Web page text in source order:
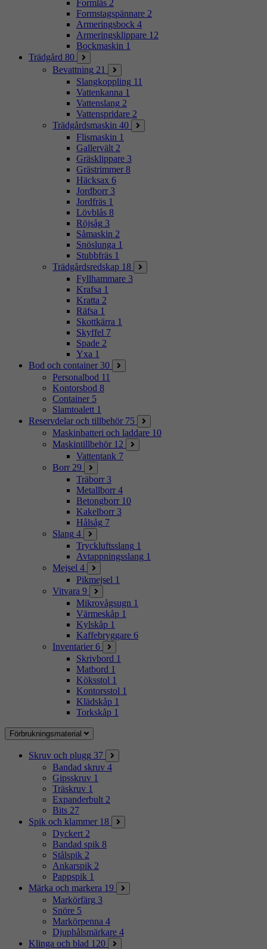
Formlås 2
Formstagspännare 2
Armeringsbock 4
Armeringsklippare 12
Bockmaskin 1
Trädgård 80
Bevattning 21
Slangkoppling 11
Vattenkanna 1
Vattenslang 2
Vattenspridare 2
Trädgårdsmaskin 40
Flismaskin 1
Gallervält 2
Gräsklippare 3
Grästrimmer 8
Häcksax 6
Jordborr 3
Jordfräs 1
Lövblås 8
Röjsåg 3
Såmaskin 2
Snöslunga 1
Stubbfräs 1
Trädgårdsredskap 18
Fyllhammare 3
Krafsa 1
Kratta 2
Räfsa 1
Skottkärra 1
Skyffel 7
Spade 2
Yxa 1
Bod och container 30
Personalbod 11
Kontorsbod 8
Container 5
Slamtoalett 1
Reservdelar och tillbehör 75
Maskinbatteri och laddare 10
Maskintillbehör 12
Vattentank 7
Borr 29
Träborr 3
Metallborr 4
Betongborr 10
Kakelborr 3
Hålsåg 7
Slang 4
Tryckluftsslang 1
Avtappningsslang 1
Mejsel 4
Pikmejsel 1
Vitvara 9
Mikrovågsugn 1
Värmeskåp 1
Kylskåp 1
Kaffebryggare 6
Inventarier 6
Skrivbord 1
Matbord 1
Köksstol 1
Kontorsstol 1
Klädskåp 1
Torkskåp 1
Förbrukningsmaterial
Skruv och plugg 37
Bandad skruv 4
Gipsskruv 1
Träskruv 1
Expanderbult 2
Bits 27
Spik och klammer 18
Dyckert 2
Bandad spik 8
Stålspik 2
Ankarspik 2
Pappspik 1
Märka och markera 19
Markörfärg 3
Snöre 5
Markörpenna 4
Djuphålsmärkare 4
Klinga och blad 120